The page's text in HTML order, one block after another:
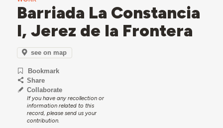
Barriada La Constancia
I, Jerez de la Frontera
see on map
Bookmark
Share
Collaborate
If you have any recollection or
information related to this
record, please send us your
contribution.